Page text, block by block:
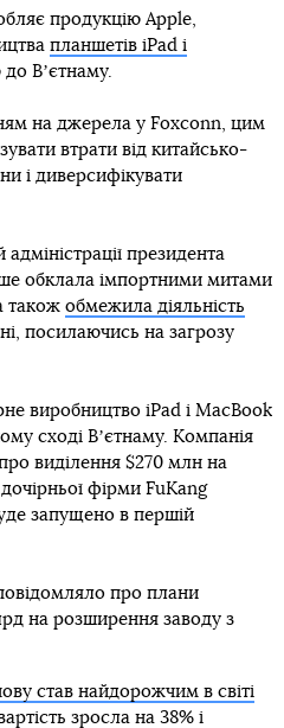
продукцію Apple,
планшетів iPad і
Вʼєтнаму.
на джерела у Foxconn, цим
втрати від китайсько-
і диверсифікувати
президента
обклала імпортними митами
також обмежила діяльність
посилаючись на загрозу
виробництво iPad і MacBook
сході Вʼєтнаму. Компанія
виділення $270 млн на
фірми FuKang
запущено в першій
про плани
на розширення заводу з
став найдорожчим в світі
зросла на 38% і